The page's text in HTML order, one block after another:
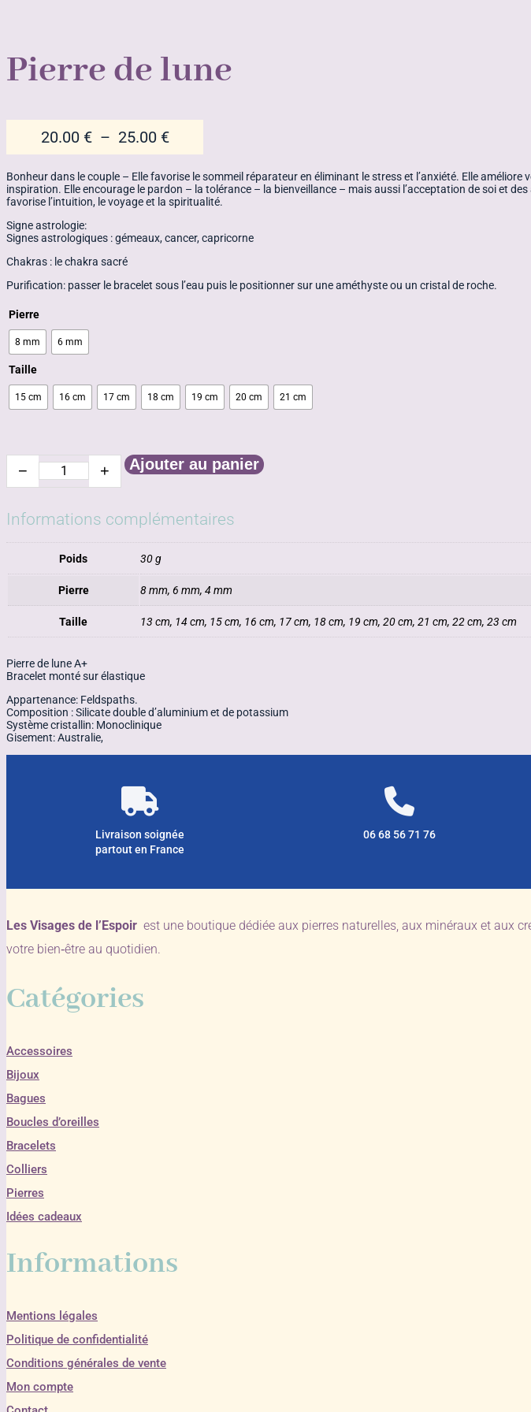
Pierre de lune
20.00 € – 25.00 €Plage
prix :
20.00 €
à
Bonheur dans le couple – Elle favorise le sommeil réparateur en éliminant le stress et l’anxiété. Elle
inspiration. Elle encourage le pardon – la tolérance – la bienveillance – mais aussi l’acceptation de soi et
favorise l’intuition, le voyage et la spiritualité.
Signe astrologie:
Signes astrologiques : gémeaux, cancer, capricorne
Chakras : le chakra sacré
Purification: passer le bracelet sous l’eau puis le positionner sur une améthyste ou un cristal de roche.
Pierre
8 mm 6 mm
Taille
15 cm 16 cm 17 cm 18 cm 19 cm 20 cm 21 cm
−
quantité
de
de
lune
+ Ajouter au panier
Informations complémentaires
Poids 30 g
Pierre 8 mm, 6 mm, 4 mm
Taille 13 cm, 14 cm, 15 cm, 16 cm, 17 cm, 18 cm, 19 cm, 20 cm, 21 cm, 22 cm, 23 cm
Pierre de lune A+
Bracelet monté sur élastique
Appartenance: Feldspaths.
Composition : Silicate double d’aluminium et de potassium
Système cristallin: Monoclinique
Gisement: Australie,
Livraison soignée
partout en France
06 68 56 71 76
Les Visages de l’Espoir est une boutique dédiée aux pierres naturelles, aux minéraux et aux
votre bien‑être au quotidien.
Catégories
Accessoires
Bijoux
Bagues
Boucles d’oreilles
Bracelets
Colliers
Pierres
Idées cadeaux
Informations
Mentions légales
Politique de confidentialité
Conditions générales de vente
Mon compte